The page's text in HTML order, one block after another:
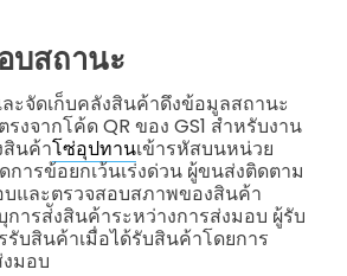
บสถานะ
ะจัดเก็บคลังสินค้าดึงข้อมูลสถานะ
งจากโค้ด QR ของ GS1 สำหรับงาน
นค้าโซ่อุปทานเข้ารหัสบนหน่วย
การข้อยกเว้นเร่งด่วน ผู้ขนส่งติดตาม
และตรวจสอบสภาพของสินค้า
การส่ังสินค้าระหว่างการส่งมอบ ผู้รับ
รับสินค้าเมื่อได้รับสินค้าโดยการ
มอบ